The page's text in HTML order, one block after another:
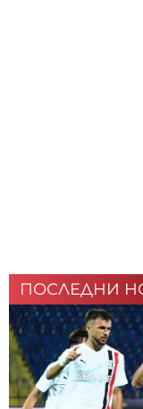
ПОСЛЕДНИ